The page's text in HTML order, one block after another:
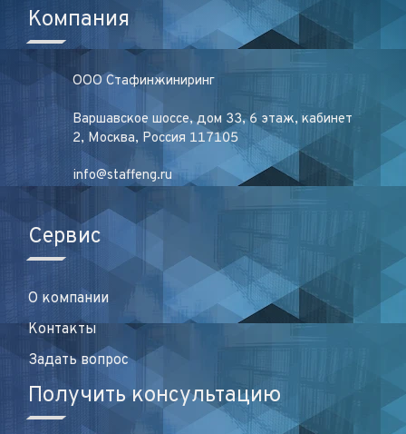
Компания
ООО Стафинжиниринг
Варшавское шоссе, дом 33, 6 этаж, кабинет
2, Москва, Россия 117105
info@staffeng.ru
Сервис
О компании
Контакты
Задать вопрос
Получить консультацию